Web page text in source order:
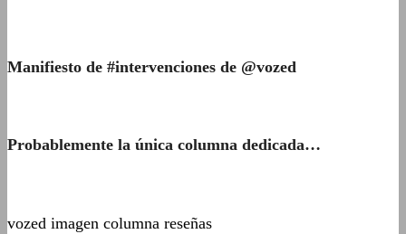
Manifiesto de #intervenciones de @vozed
Probablemente la única columna dedicada…
vozed imagen columna reseñas